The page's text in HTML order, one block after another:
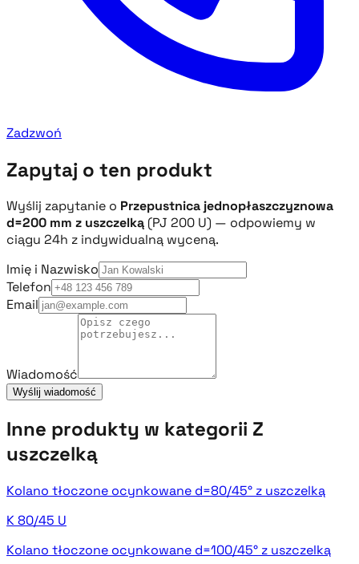
Zadzwoń
Zapytaj o ten produkt
Wyślij zapytanie o Przepustnica jednopłaszczyznowa
d=200 mm z uszczelką (PJ 200 U) — odpowiemy w
ciągu 24h z indywidualną wyceną.
Imię i Nazwisko
Telefon
Email
Wiadomość
Wyślij wiadomość
Inne produkty w kategorii Z
uszczelką
Kolano tłoczone ocynkowane d=80/45° z uszczelką
K 80/45 U
Kolano tłoczone ocynkowane d=100/45° z uszczelką